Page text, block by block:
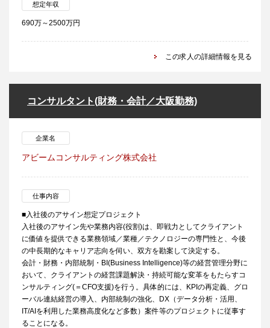
想定年収
690万～2500万円
この求人の詳細情報を見る
コンサルタント(財務・会計／大阪勤務)
企業名
アビームコンサルティング株式会社
仕事内容
■入社後のアサイン想定プロジェクト
入社後のアサイン先や業務内容(役割)は、即戦力としてクライアント
に価値を提供できる業務領域／業種／テクノロジーの専門性と、今後
の中長期的なキャリア志向を伺い、双方を勘案して決定する。
会計・財務・内部統制・BI(Business Intelligence)等の経営管理分野に
おいて、クライアントの経営課題解決・持続可能な変革をもたらすコ
ンサルティング(＝CFO支援)を行う。具体的には、KPIの再定義、グロ
ーバル連結経営の導入、内部統制の強化、DX（データ分析・活用、
IT/AIを利用した業務高度化など多数）案件等のプロジェクトに従事す
ることになる。